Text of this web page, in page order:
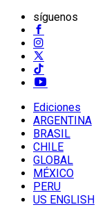
síguenos
Ediciones
ARGENTINA
BRASIL
CHILE
GLOBAL
MÉXICO
PERU
US ENGLISH